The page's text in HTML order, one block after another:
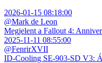
2026-01-15 08:18:00
@Mark de Leon
Megjelent a Fallout 4:
2025-11-11 08:55:00
@FenrirXVII
ID-Cooling SE-903-SD V3: